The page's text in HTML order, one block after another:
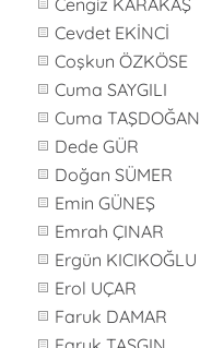
Cengiz KARAKAŞ
Cevdet EKİNCİ
Coşkun ÖZKÖSE
Cuma SAYGILI
Cuma TAŞDOĞAN
Dede GÜR
Doğan SÜMER
Emin GÜNEŞ
Emrah ÇINAR
Ergün KICIKOĞLU
Erol UÇAR
Faruk DAMAR